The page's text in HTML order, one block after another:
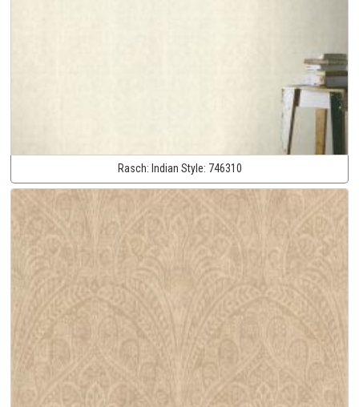
Rasch: Indian Style: 746310